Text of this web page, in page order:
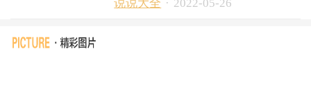
说说大全 · 2022-05-26